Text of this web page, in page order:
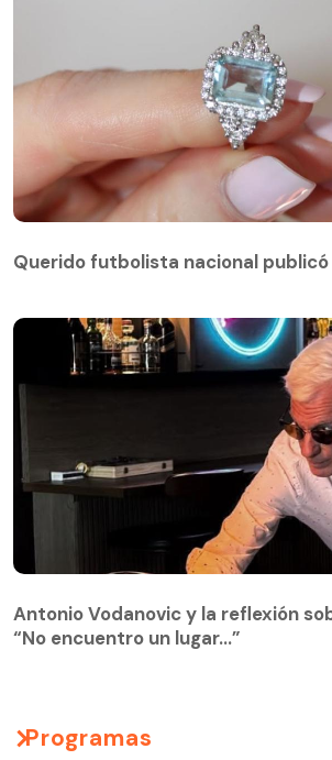
Querido futbolista nacional publicó
Antonio Vodanovic y la reflexión
“No encuentro un lugar…”
Programas